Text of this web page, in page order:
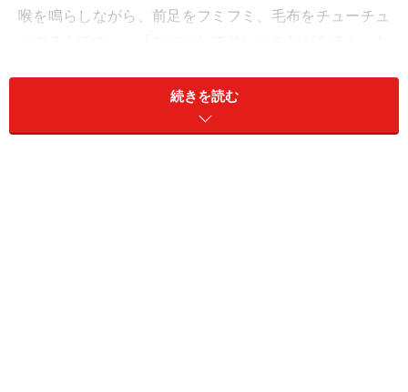
喉を鳴らしながら、前足をフミフミ、毛布をチューチュ
続きを読む